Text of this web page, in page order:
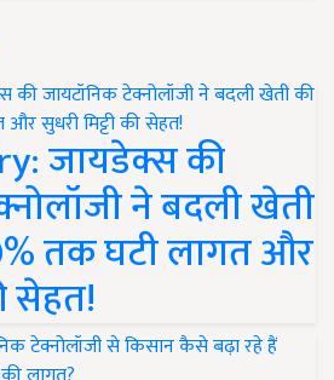
जायडेक्स की
ने बदली खेती
तक घटी लागत और
सेहत!